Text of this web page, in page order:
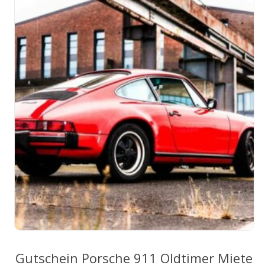
Die
Optionen
können
auf
der
Produktseite
gewählt
werden
Gutschein Porsche 911 Oldtimer Miete